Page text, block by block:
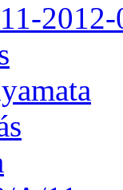
2012-